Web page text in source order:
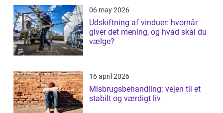
06 may 2026
Udskiftning af vinduer: hvornår
giver det mening, og hvad skal du
vælge?
16 april 2026
Misbrugsbehandling: vejen til et
stabilt og værdigt liv